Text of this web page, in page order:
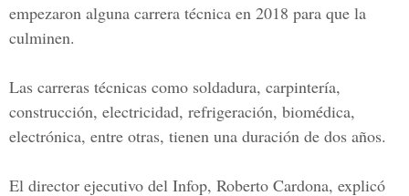
empezaron alguna carrera técnica en 2018 para que la
culminen.
Las carreras técnicas como soldadura, carpintería,
construcción, electricidad, refrigeración, biomédica,
electrónica, entre otras, tienen una duración de dos años.
El director ejecutivo del Infop, Roberto Cardona, explicó